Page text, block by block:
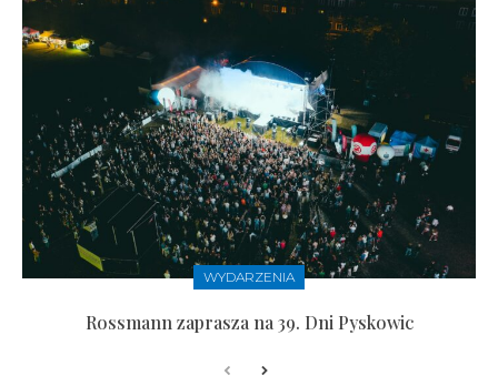
WYDARZENIA
Rossmann zaprasza na 39. Dni Pyskowic